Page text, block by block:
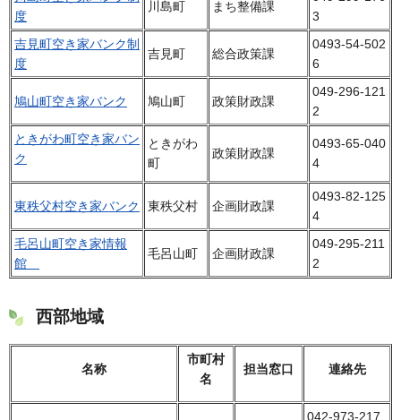
度
川島町 まち整備課
3
吉見町空き家バンク制
度
吉見町 総合政策課
0493-54-502
6
鳩山町空き家バンク 鳩山町 政策財政課
049-296-121
2
ときがわ町空き家バン
ク
ときがわ
町
政策財政課
0493-65-040
4
東秩父村空き家バンク 東秩父村 企画財政課
0493-82-125
4
毛呂山町空き家情報
館
毛呂山町 企画財政課
049-295-211
2
西部地域
名称
市町村
名
担当窓口 連絡先
042-973-217